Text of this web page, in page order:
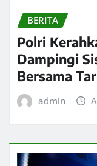
BERITA
Polri
Dampingi
Bersama
admin